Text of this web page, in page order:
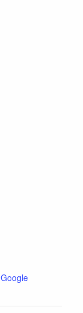
Google